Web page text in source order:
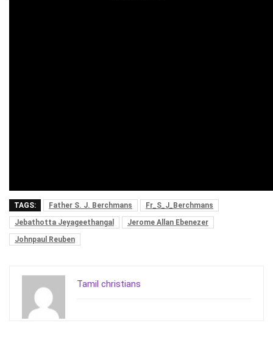
TAGS: Father S. J. Berchmans
Fr_S_J_Berchmans
Jebathotta Jeyageethangal
Jerome Allan Ebenezer
Johnpaul Reuben
Tamil christians